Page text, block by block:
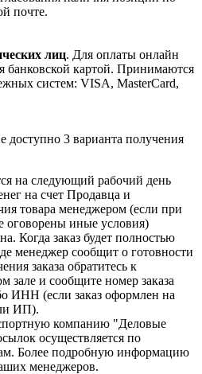
почте.
лиц. Для оплаты онлайн
банковской картой. Принимаются
систем: VISA, MasterCard,
доступно 3 варианта получения
на следующий рабочий день
на счет Продавца и
товара менеджером (если при
оговорены иные условия)
Когда заказ будет полностью
менеджер сообщит о готовности
заказа обратитесь к
зале и сообщите номер заказа
ИНН (если заказ оформлен на
ИП).
компанию "Деловые
осуществляется по
Более подробную информацию
менеджеров.